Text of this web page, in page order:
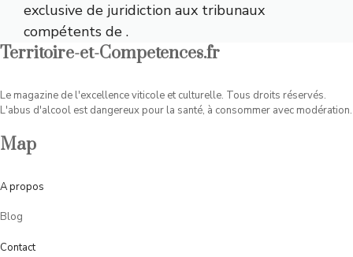
exclusive de juridiction aux tribunaux
compétents de .
Territoire-et-Competences.fr
Le magazine de l'excellence viticole et culturelle. Tous droits réservés.
L'abus d'alcool est dangereux pour la santé, à consommer avec modération.
Map
Apropos
Blog
Contact